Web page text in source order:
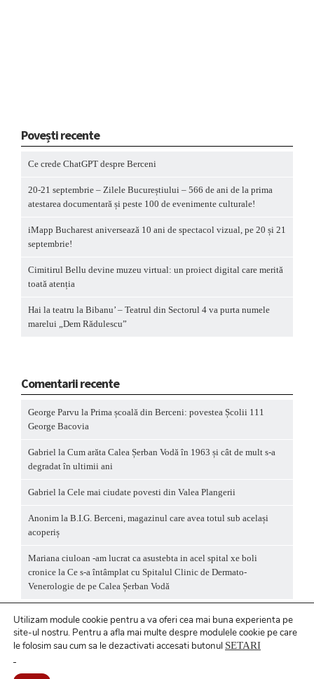
Povești recente
Ce crede ChatGPT despre Berceni
20-21 septembrie – Zilele Bucureștiului – 566 de ani de la prima
atestarea documentară și peste 100 de evenimente culturale!
iMapp Bucharest aniversează 10 ani de spectacol vizual, pe 20 și 21
septembrie!
Cimitirul Bellu devine muzeu virtual: un proiect digital care merită
toată atenția
Hai la teatru la Bibanu’ – Teatrul din Sectorul 4 va purta numele
marelui „Dem Rădulescu”
Comentarii recente
George Parvu la Prima școală din Berceni: povestea Școlii 111
George Bacovia
Gabriel la Cum arăta Calea Șerban Vodă în 1963 și cât de mult s-a
degradat în ultimii ani
Gabriel la Cele mai ciudate povesti din Valea Plangerii
Anonim la B.I.G. Berceni, magazinul care avea totul sub același
acoperiș
Mariana ciuloan -am lucrat ca asustebta in acel spital xe boli
cronice la Ce s-a întâmplat cu Spitalul Clinic de Dermato-
Venerologie de pe Calea Șerban Vodă
Utilizam module cookie pentru a va oferi cea mai buna experienta pe
site-ul nostru. Pentru a afla mai multe despre modulele cookie pe care
le folosim sau cum sa le dezactivati accesati butonul SETARI